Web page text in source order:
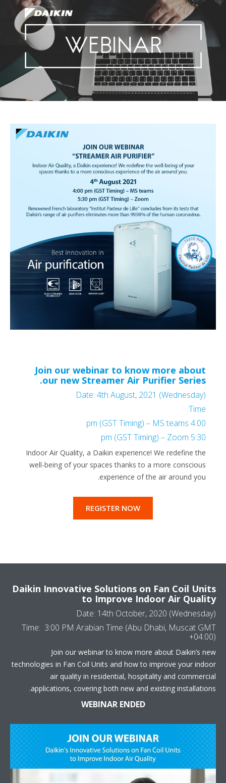
Join our webinar to know more about
our new Streamer Air Purifier Series.
Date: 4th August, 2021 (Wednesday)
Time:
4.00 pm (GST Timing) – MS teams
5:30 pm (GST Timing) – Zoom
Indoor Air Quality, a Daikin experience! We redefine the
well-being of your spaces thanks to a more conscious
experience of the air around you.
REGISTER NOW
Daikin Innovative Solutions on Fan Coil Units
to Improve Indoor Air Quality
Date: 14th October, 2020 (Wednesday)
Time: 3:00 PM Arabian Time (Abu Dhabi, Muscat GMT
+04:00)
Join our webinar to know more about Daikin’s new
technologies in Fan Coil Units and how to improve your indoor
air quality in residential, hospitality and commercial
applications, covering both new and existing installations.
WEBINAR ENDED